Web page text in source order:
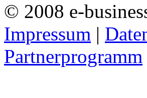
© 2008 e-
Impressum |
Partnerprogramm